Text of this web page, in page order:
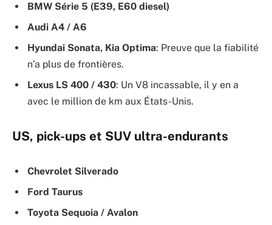
BMW Série 5 (E39, E60 diesel)
Audi A4 / A6
Hyundai Sonata, Kia Optima: Preuve que la fiabilité
n’a plus de frontières.
Lexus LS 400 / 430: Un V8 incassable, il y en a
avec le million de km aux États-Unis.
US, pick-ups et SUV ultra-endurants
Chevrolet Silverado
Ford Taurus
Toyota Sequoia / Avalon